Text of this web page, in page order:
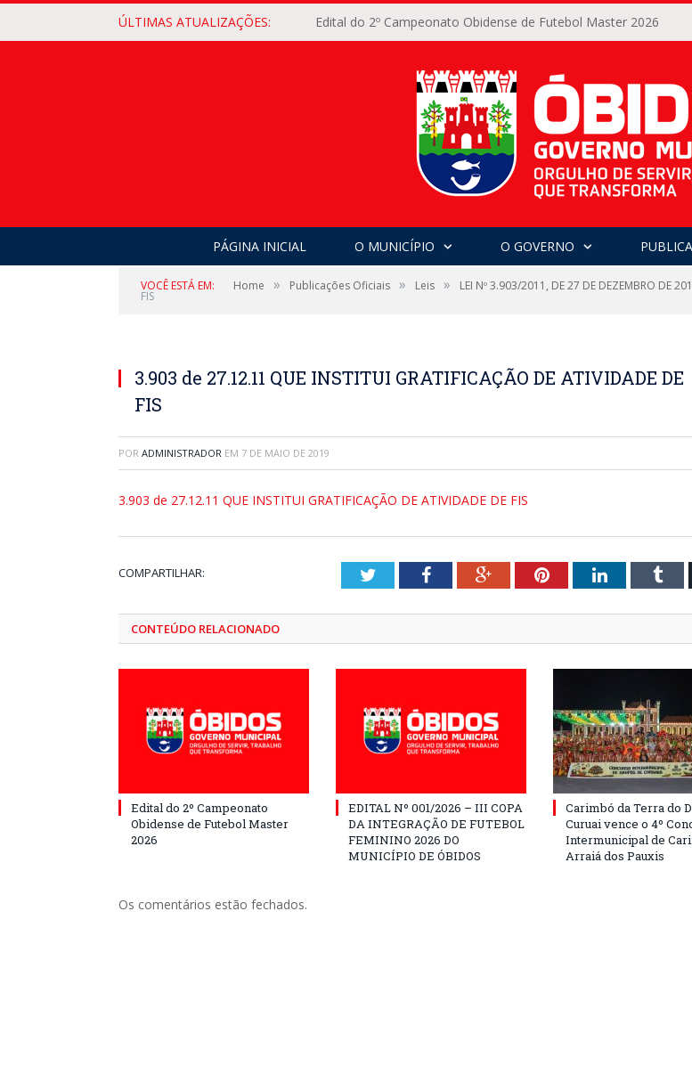
ÚLTIMAS ATUALIZAÇÕES: Edital do 2º Campeonato Obidense de Futebol Master 2026
PÁGINA INICIAL O MUNICÍPIO O GOVERNO
VOCÊ ESTÁ EM: Home » Publicações Oficiais » Leis » LEI Nº 3.903/2011, DE 27 DE DEZEMBRO DE
FIS
3.903 de 27.12.11 QUE INSTITUI GRATIFICAÇÃO DE ATIVIDADE DE
FIS
POR ADMINISTRADOR EM 7 DE MAIO DE 2019
3.903 de 27.12.11 QUE INSTITUI GRATIFICAÇÃO DE ATIVIDADE DE FIS
COMPARTILHAR: TwitterFacebookGoogle+PinterestLinkedIn
CONTEÚDO RELACIONADO
Edital do 2º Campeonato
Obidense de Futebol Master
2026
EDITAL Nº 001/2026 – III COPA
DA INTEGRAÇÃO DE FUTEBOL
FEMININO 2026 DO
MUNICÍPIO DE ÓBIDOS
Carimbó da Terra do
Curuai vence o 4º
Intermunicipal de
Arraiá dos Pauxis
Os comentários estão fechados.